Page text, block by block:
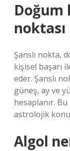
Doğum
Şanslı nokta,
kişisel başarı
eder. Şanslı
güneş, ay ve
hesaplanır.
astrolojik
Algol